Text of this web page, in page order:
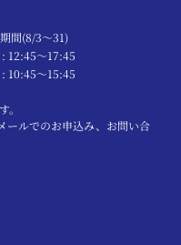
間(8/3～31)
: 12:45〜17:45
: 10:45〜15:45
ールでのお申込み、お問い合